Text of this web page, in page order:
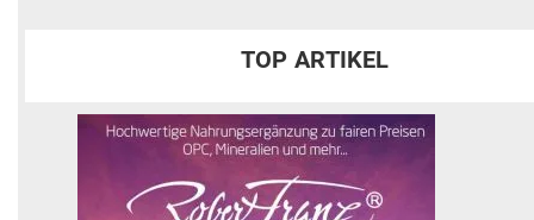
TOP ARTIKEL